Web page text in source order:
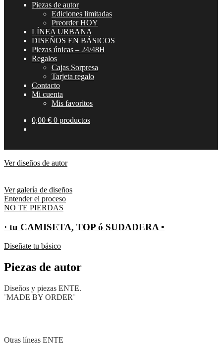
Piezas de autor
Ediciones limitadas
Preorder HOY
LÍNEA URBANA
DISEÑOS EN BÁSICOS
Piezas únicas – 24/48H
Regalos
Cajas Sorpresa
Tarjeta regalo
Contacto
Mi cuenta
Mis favoritos
0,00 € 0 productos
Ver diseños de autor
Ver galería de diseños
Entender el proceso
NO TE PIERDAS
· tu CAMISETA, TOP ó SUDADERA •
Diseñate tu básico
Piezas de autor
Diseños y piezas ENTE.
¨MADE BY ORDER¨
Otras líneas ENTE